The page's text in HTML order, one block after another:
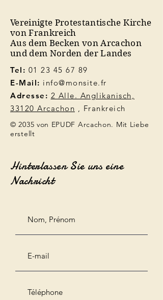
Vereinigte Protestantische Kirche
von Frankreich
Aus dem Becken von Arcachon
und dem Norden der Landes
Tel: 01 23 45 67 89
E-Mail: info@monsite.fr
Adresse: 2 Alle. Anglikanisch,
33120 Arcachon , Frankreich
© 2035 von EPUDF Arcachon. Mit Liebe
erstellt
Hinterlassen Sie uns eine
Nachricht